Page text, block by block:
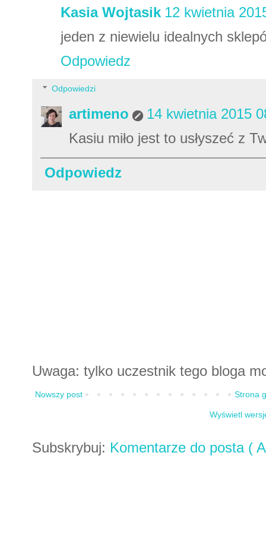
Kasia Wojtasik 12 kwietnia
jeden z niewielu idealnych
Odpowiedz
Odpowiedzi
artimeno
14 kwietnia 2015
Kasiu miło jest to usłyszeć z
Odpowiedz
Uwaga: tylko uczestnik tego bloga
Nowszy post Strona
Wyświetl
Subskrybuj: Komentarze do posta (